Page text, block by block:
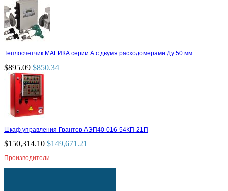
Теплосчетчик МАГИКА серии А с двумя расходомерами Ду 50 мм
$895.09 $850.34
Шкаф управления Грантор АЭП40-016-54КП-21П
$150,314.10 $149,671.21
Производители